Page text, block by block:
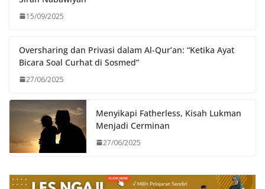
15/09/2025
Oversharing dan Privasi dalam Al-Qur’an: “Ketika Ayat
Bicara Soal Curhat di Sosmed”
27/06/2025
Menyikapi Fatherless, Kisah Lukman
Menjadi Cerminan
27/06/2025